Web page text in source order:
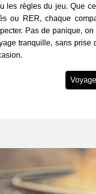
les règles du jeu. Que
ou RER, chaque
Pas de panique,
tranquille, sans prise